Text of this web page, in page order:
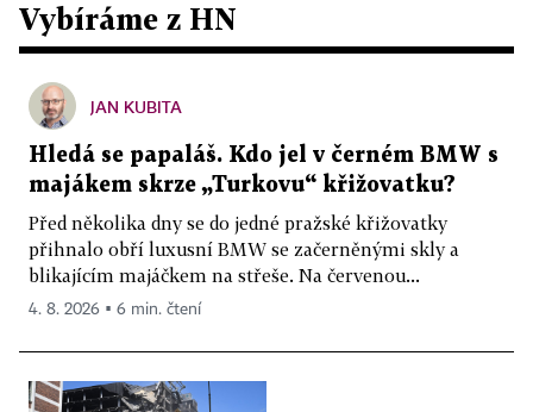
Vybíráme z HN
JAN KUBITA
Hledá se papaláš. Kdo jel v černém BMW s
majákem skrze „Turkovu“ křižovatku?
Před několika dny se do jedné pražské křižovatky
přihnalo obří luxusní BMW se začerněnými skly a
blikajícím majáčkem na střeše. Na červenou...
4. 8. 2026 ▪ 6 min. čtení